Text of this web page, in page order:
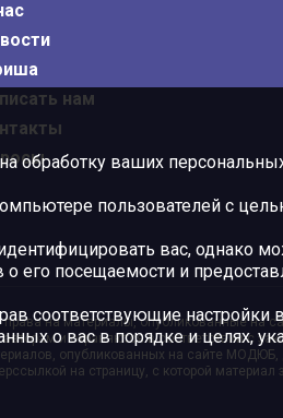
нам
права на материалы, опубликованные на
авторам и охраняются в соответствии с
опубликованных на сайте МОДЮБ,
на страницу, с которой материал
обработку ваших
пользователей с
вас, однако
его посещаемости и
соответствующие
о вас в порядке и целях,